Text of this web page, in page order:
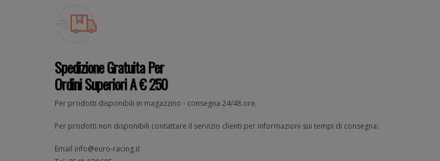
Spedizione Gratuita Per
Ordini Superiori A € 250
Per prodotti disponibili in magazzino - consegna 24/48 ore.
Per prodotti non disponibili contattare il servizio clienti per informazioni sui tempi di consegna:
Email info@euro-racing.it